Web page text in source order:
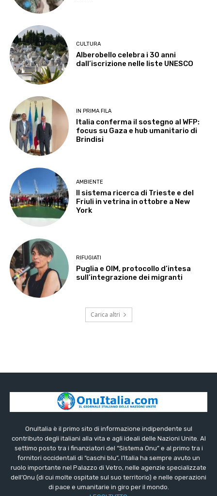
CULTURA
Alberobello celebra i 30 anni
dall’iscrizione nelle liste UNESCO
IN PRIMA FILA
Italia conferma il sostegno al WFP:
focus su Gaza e hub umanitario di
Brindisi
AMBIENTE
Il sistema ricerca di Trieste e del
Friuli in vetrina in ottobre a New
York
RIFUGIATI
Puglia e OIM, protocollo d’intesa
sull’integrazione dei migranti
Carica altri
OnuItalia è il primo sito di informazione indipendente sul
contributo degli italiani alla vita e agli ideali delle Nazioni Unite. Al
settimo posto tra i finanziatori del “Sistema Onu” e al primo tra i
fornitori occidentali di “caschi blu”, l’Italia ha sempre avuto un
ruolo importante nel Palazzo di Vetro, nelle agenzie specializzate
dell’Onu (di cui molte ospitate sul suo territorio) e nelle operazioni
di pace e umanitarie in giro per il mondo.